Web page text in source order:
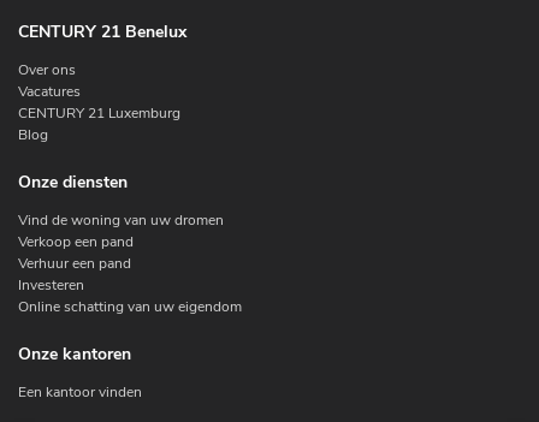
CENTURY 21 Benelux
Over ons
Vacatures
CENTURY 21 Luxemburg
Blog
Onze diensten
Vind de woning van uw dromen
Verkoop een pand
Verhuur een pand
Investeren
Online schatting van uw eigendom
Onze kantoren
Een kantoor vinden